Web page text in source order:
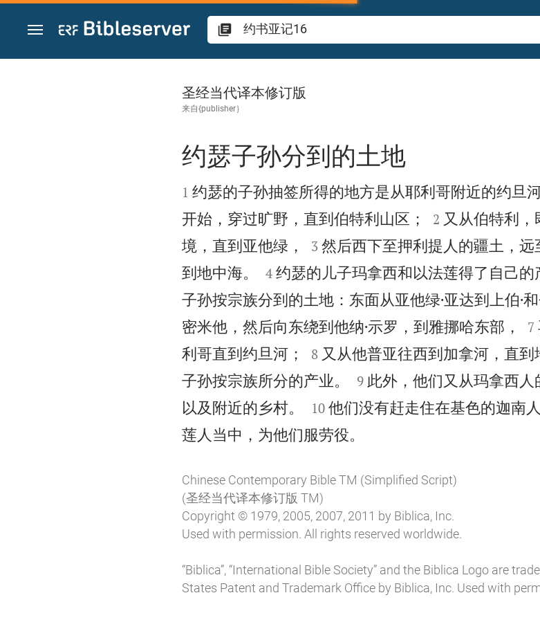
跳转到内容
约书亚记 16
圣经当代译本修订版
来自{publisher｝

约瑟子孙分到的土地

1 约瑟的子孙抽签所得的地方是从耶利哥附近的约旦
开始，穿过旷野，直到伯特利山区；


2 又从伯特利
境，直到亚他绿，


3 然后西下至押利提人的疆土，远
到地中海。


4 约瑟的儿子玛拿西和以法莲得了自己的
子孙按宗族分到的土地：东面从亚他绿·亚达到上伯·和
密米他，然后向东绕到他纳·示罗，到雅挪哈东部，

7
利哥直到约旦河；


8 又从他普亚往西到加拿河，直
子孙按宗族所分的产业。


9 此外，他们又从玛拿西
以及附近的乡村。


10 他们没有赶走住在基色的迦南
莲人当中，为他们服劳役。
Chinese Contemporary Bible TM (Simplified Script)
(圣经当代译本修订版 TM)
Copyright © 1979, 2005, 2007, 2011 by Biblica, Inc.
Used with permission. All rights reserved worldwide.
“Biblica”, “International Bible Society” and the Biblica Logo are
States Patent and Trademark Office by Biblica, Inc. Used with